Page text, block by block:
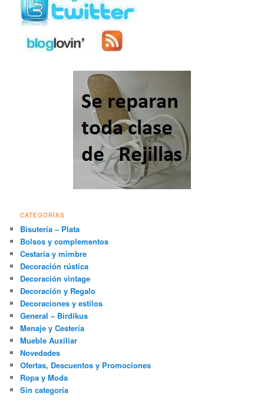
CATEGORÍAS
Bisutería – Plata
Bolsos y complementos
Cestaría y mimbre
Decoración rústica
Decoración vintage
Decoración y Regalo
Decoraciones y estilos
General – Birdikus
Menaje y Cestería
Mueble Auxiliar
Novedades
Ofertas, Descuentos y Promociones
Ropa y Moda
Sin categoría